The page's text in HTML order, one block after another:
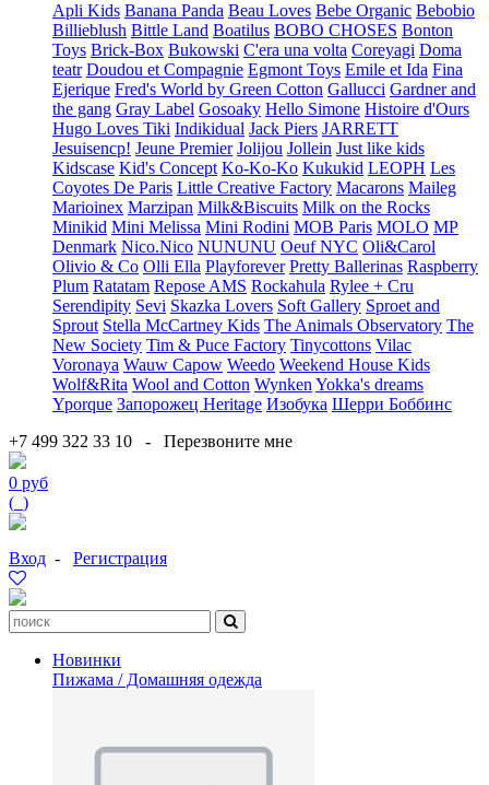
Apli Kids Banana Panda Beau Loves Bebe Organic Bebobio
Billieblush Bittle Land Boatilus BOBO CHOSES Bonton
Toys Brick-Box Bukowski C'era una volta Coreyagi Doma
teatr Doudou et Compagnie Egmont Toys Emile et Ida Fina
Ejerique Fred's World by Green Cotton Gallucci Gardner and
the gang Gray Label Gosoaky Hello Simone Histoire d'Ours
Hugo Loves Tiki Indikidual Jack Piers JARRETT
Jesuisencp! Jeune Premier Jolijou Jollein Just like kids
Kidscase Kid's Concept Ko-Ko-Ko Kukukid LEOPH Les
Coyotes De Paris Little Creative Factory Macarons Maileg
Marioinex Marzipan Milk&Biscuits Milk on the Rocks
Minikid Mini Melissa Mini Rodini MOB Paris MOLO MP
Denmark Nico.Nico NUNUNU Oeuf NYC Oli&Carol
Olivio & Co Olli Ella Playforever Pretty Ballerinas Raspberry
Plum Ratatam Repose AMS Rockahula Rylee + Cru
Serendipity Sevi Skazka Lovers Soft Gallery Sproet and
Sprout Stella McCartney Kids The Animals Observatory The
New Society Tim & Puce Factory Tinycottons Vilac
Voronaya Wauw Capow Weedo Weekend House Kids
Wolf&Rita Wool and Cotton Wynken Yokka's dreams
Yporque Запорожец Heritage Изобука Шерри Боббинс
+7 499 322 33 10 - Перезвоните мне
0 руб
( )
Вход - Регистрация
Новинки
Пижама / Домашняя одежда